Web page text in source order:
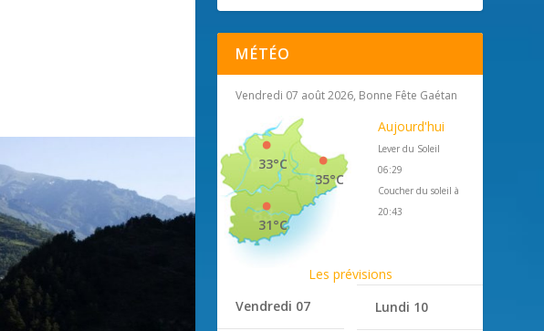
MÉTÉO
Vendredi 07 août 2026, Bonne Fête Gaétan
35°C
33°C
31°C
Aujourd'hui
Lever du Soleil
06:29
Coucher du soleil à
20:43
Les prévisions
Vendredi 07
Lundi 10